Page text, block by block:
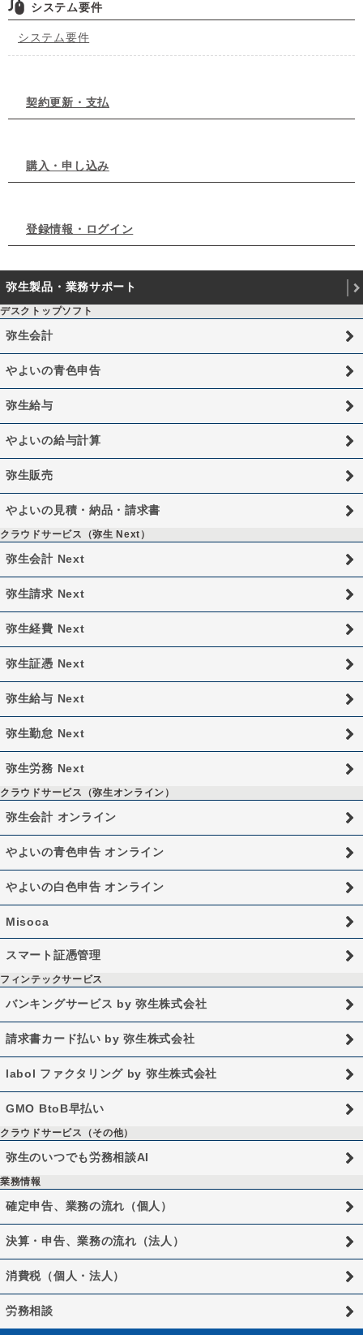
システム要件
システム要件
契約更新・支払
購入・申し込み
登録情報・ログイン
弥生製品・業務サポート
デスクトップソフト
弥生会計
やよいの青色申告
弥生給与
やよいの給与計算
弥生販売
やよいの見積・納品・請求書
クラウドサービス（弥生 Next）
弥生会計 Next
弥生請求 Next
弥生経費 Next
弥生証憑 Next
弥生給与 Next
弥生勤怠 Next
弥生労務 Next
クラウドサービス（弥生オンライン）
弥生会計 オンライン
やよいの青色申告 オンライン
やよいの白色申告 オンライン
Misoca
スマート証憑管理
フィンテックサービス
バンキングサービス by 弥生株式会社
請求書カード払い by 弥生株式会社
labol ファクタリング by 弥生株式会社
GMO BtoB早払い
クラウドサービス（その他）
弥生のいつでも労務相談AI
業務情報
確定申告、業務の流れ（個人）
決算・申告、業務の流れ（法人）
消費税（個人・法人）
労務相談